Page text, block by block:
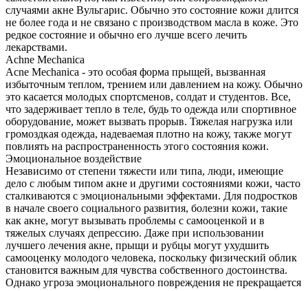
случаями акне Вульгарис. Обычно это состояние кожи длится
не более года и не связано с производством масла в коже. Это
редкое состояние и обычно его лучше всего лечить
лекарствами.
Achne Mechanica
Acne Mechanica - это особая форма прыщей, вызванная
избыточным теплом, трением или давлением на кожу. Обычно
это касается молодых спортсменов, солдат и студентов. Все,
что задерживает тепло в теле, будь то одежда или спортивное
оборудование, может вызвать прорыв. Тяжелая нагрузка или
громоздкая одежда, надеваемая плотно на кожу, также могут
повлиять на распространенность этого состояния кожи.
Эмоциональное воздействие
Независимо от степени тяжести или типа, люди, имеющие
дело с любым типом акне и другими состояниями кожи, часто
сталкиваются с эмоциональными эффектами. Для подростков
в начале своего социального развития, болезни кожи, такие
как акне, могут вызывать проблемы с самооценкой и в
тяжелых случаях депрессию. Даже при использовании
лучшего лечения акне, прыщи и рубцы могут ухудшить
самооценку молодого человека, поскольку физический облик
становится важным для чувства собственного достоинства.
Однако угроза эмоционального повреждения не прекращается